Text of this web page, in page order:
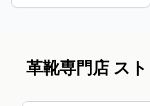
革靴専門店 ス